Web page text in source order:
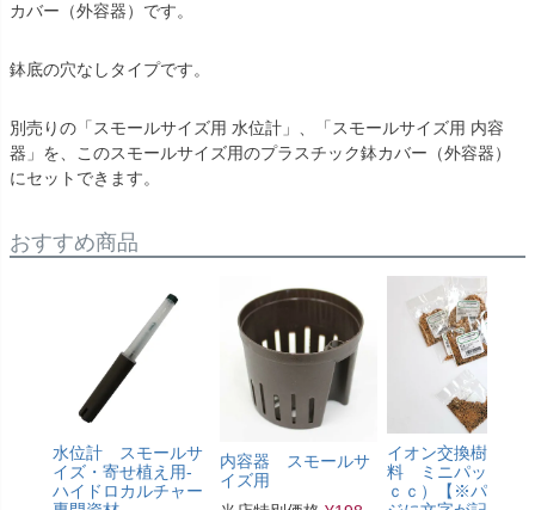
カバー（外容器）です。
鉢底の穴なしタイプです。
別売りの「スモールサイズ用 水位計」、「スモールサイズ用 内容
器」を、このスモールサイズ用のプラスチック鉢カバー（外容器）
にセットできます。
おすすめ商品
水位計 スモールサ
イズ・寄せ植え用-
ハイドロカルチャー
内容器 スモールサ
イズ用
イオン交換樹脂肥
料 ミニパック（5
ｃｃ）【※パッケ